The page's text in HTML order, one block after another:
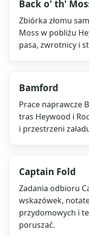
Back o' th'
Zbiórka złomu
Moss w pobliżu
pasa, zwrotnicy i
Bamford
Prace naprawcze
tras Heywood i
i przestrzeni
Captain Fold
Zadania odbioru
wskazówek,
przydomowych i
poruszać.